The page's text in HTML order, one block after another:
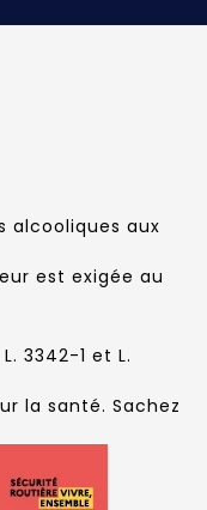
alcooliques aux
est exigée au
L. 3342-1 et L.
la santé. Sachez